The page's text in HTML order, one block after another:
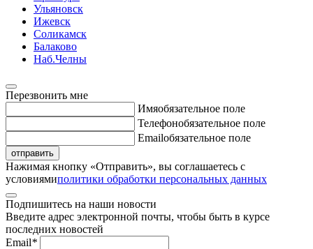
Ульяновск
Ижевск
Соликамск
Балаково
Наб.Челны
Перезвонить мне
Имяобязательное поле
Телефонобязательное поле
Emailобязательное поле
отправить
Нажимая кнопку «Отправить», вы соглашаетесь с
условиямиполитики обработки персональных данных
Подпишитесь на наши новости
Введите адрес электронной почты, чтобы быть в курсе
последних новостей
Email*